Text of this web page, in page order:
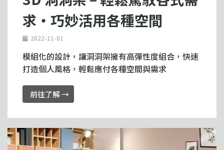
求・巧妙活用各種空間
2022-11-01
模組化的設計，讓洞洞架擁有高彈性度組合，快速
打造個人風格，輕鬆應付各種空間與需求
前往了解 →